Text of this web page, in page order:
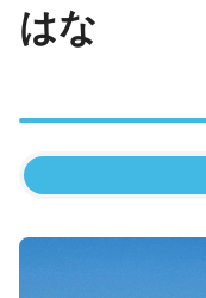
はな